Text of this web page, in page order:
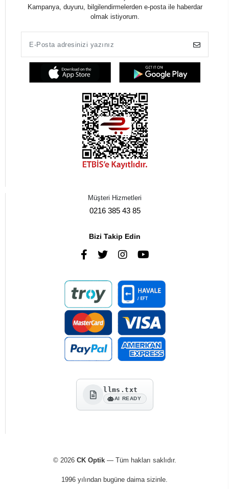
Kampanya, duyuru, bilgilendirmelerden e-posta ile haberdar
olmak istiyorum.
Müşteri Hizmetleri
0216 385 43 85
Bizi Takip Edin
llms.txt
AI READY
© 2026 CK Optik— Tüm hakları saklıdır.
1996 yılından bugüne daima sizinle.